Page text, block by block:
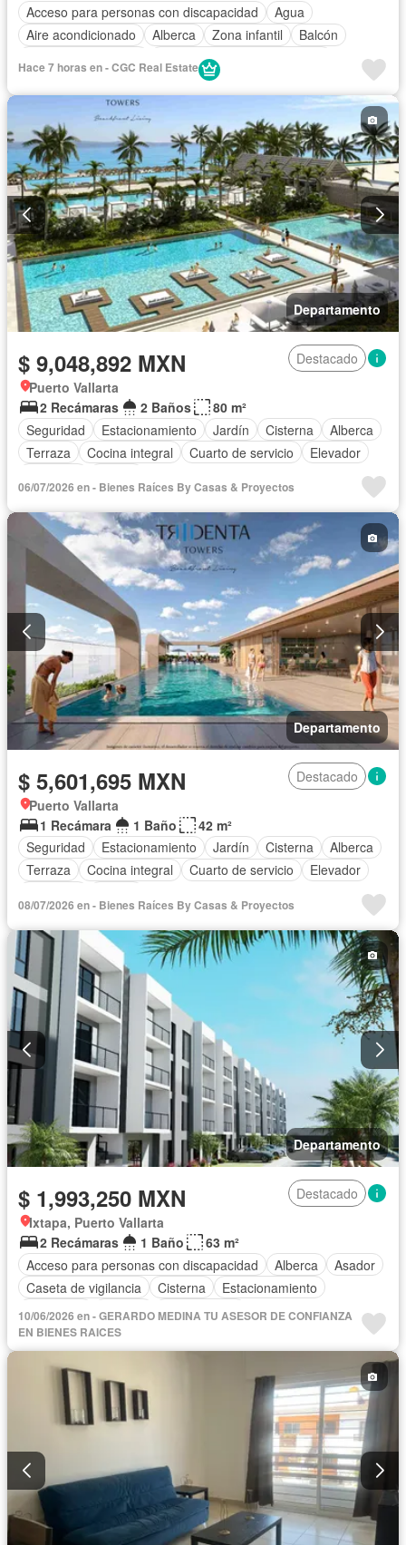
Acceso para personas con discapacidad
Agua
Aire acondicionado
Alberca Zona infantil
Balcón
Circuito cerrado de televisión
Cocina integral
Cuarto de Limpieza
Elevador
Estacionamiento
Gimnasio Internet
Jardín
Recámara con closet
Azotea
Sala polivalente
Seguridad
Televisión por cable
Terraza
Vista panorámica
Wifi Zonas verdes Sin amueblar
Hace 7 horas en - CGC Real Estate
Departamento
$ 9,048,892 MXN
Destacado
Puerto Vallarta
2 Recámaras
2 Baños
80 m²
Seguridad
Estacionamiento Jardín Cisterna
Alberca
Terraza
Cocina integral Cuarto de servicio
Elevador
Acceso para personas con discapacidad
Cocina equipada
Zona infantil
Sala polivalente
Internet
Aire acondicionado
Electricidad Azotea Jacuzzi
Agua
Cuarto de Limpieza
Cancha de tenis
Televisión por cable
Vista panorámica
Recámara con closet
Caseta de vigilancia
Conserje
Permite mascotas
Permite niños
Sin amueblar
06/07/2026 en - Bienes Raíces By Casas & Proyectos
Departamento
$ 5,601,695 MXN
Destacado
Puerto Vallarta
1 Recámara
1 Baño
42 m²
Seguridad
Estacionamiento Jardín Cisterna
Alberca
Terraza
Cocina integral Cuarto de servicio
Elevador
Acceso para personas con discapacidad
Cocina equipada
Zona infantil
Internet
Aire acondicionado
Circuito cerrado de televisión
Electricidad Azotea
Agua
Asador
Vista panorámica Caseta de vigilancia
Wifi
Conserje
Sin amueblar
08/07/2026 en - Bienes Raíces By Casas & Proyectos
Departamento
$ 1,993,250 MXN
Destacado
Ixtapa, Puerto Vallarta
2 Recámaras
1 Baño
63 m²
Acceso para personas con discapacidad
Alberca
Asador
Caseta de vigilancia
Cisterna
Estacionamiento
Seguridad
Terraza Sin amueblar
10/06/2026 en - GERARDO MEDINA TU ASESOR DE CONFIANZA
EN BIENES RAICES